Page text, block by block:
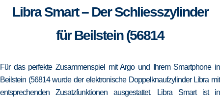
Libra Smart – Der Schliesszylinder
für Beilstein (56814
Für das perfekte Zusammenspiel mit Argo und Ihrem Smartphone in
Beilstein (56814 wurde der elektronische Doppelknaufzylinder Libra mit
entsprechenden Zusatzfunktionen ausgestattet. Libra Smart ist in